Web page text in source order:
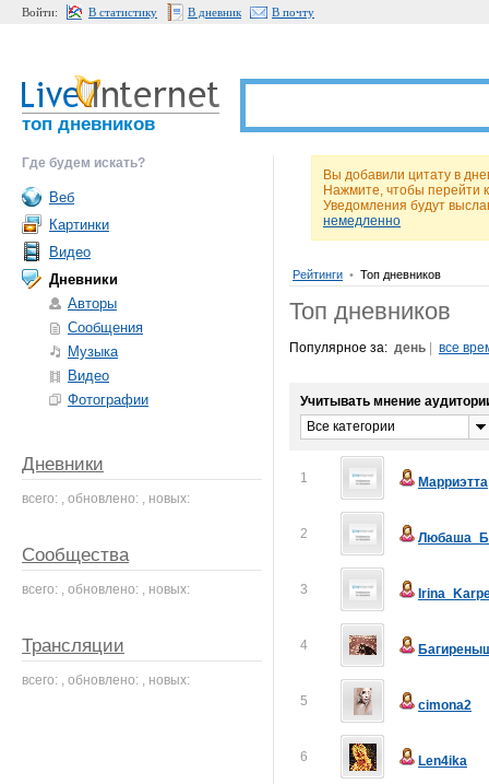
Войти: В статистику В дневник В почту
топ дневников
Вы добавили цитату в
Нажмите, чтобы перейти
Уведомления будут
немедленно
Рейтинги • Топ дневников
Топ дневников
Популярное за: день все
Учитывать мнение
Все категории
1 Марриэтта
2
3
4
5 cimona2
6 Len4ika
Где будем искать?
Веб
Картинки
Видео
Дневники
Авторы
Сообщения
Музыка
Видео
Фотографии
Дневники
всего: , обновлено: , новых:
Сообщества
всего: , обновлено: , новых:
Трансляции
всего: , обновлено: , новых: